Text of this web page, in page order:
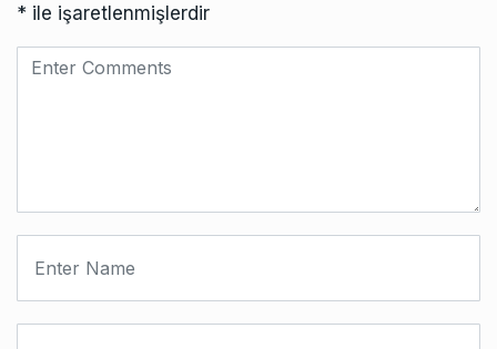
* ile işaretlenmişlerdir